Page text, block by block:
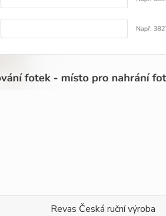
Revas Česká ruční výroba